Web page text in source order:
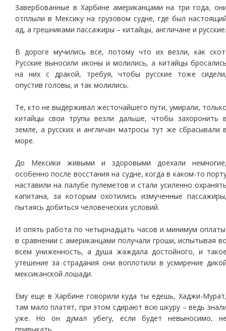
Завербованные в Харбине американцами на три года,
отплыли в Мексику на грузовом судне, где был
ад, а грешниками пассажиры – китайцы, англичане и русские.
В дороге мучились все, потому что их везли, как
Русские выносили иконы и молились, а китайцы
на них с дракой, требуя, чтобы русские тоже
опустив головы, и так молились.
Те, кто не выдерживал жесточайшего пути, умирали,
китайцы свои трупы везли дальше, чтобы захоронить
земле, а русских и англичан матросы тут же сбрасывали
море.
До Мексики живыми и здоровыми доехали
особенно после восстания на судне, когда в каком-то
наставили на палубе пулеметов и стали усиленно
капитана, за которым охотились измученные
пытаясь добиться человеческих условий.
И опять работа по четырнадцать часов и минимум
в сравнении с американцами получали гроши, испытывая
всем униженность, а душа жаждала достойного, и
утешение за страдания они воплотили в усмирение
мексиканской лошади.
Ему еще в Харбине говорили куда ты едешь, Хаджи-
там мало платят, при этом сдирают всю шкуру – ведь
уже. Но он думал убегу, если будет невыносимо,